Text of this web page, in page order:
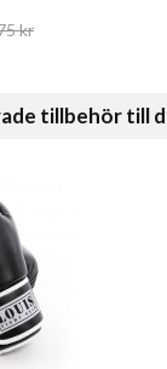
kr
tillbehör till